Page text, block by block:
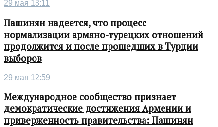
29 мая 13:11
Пашинян надеется, что процесс
нормализации армяно-турецких отношений
продолжится и после прошедших в Турции
выборов
29 мая 12:59
Международное сообщество признает
демократические достижения Армении и
приверженность правительства: Пашинян